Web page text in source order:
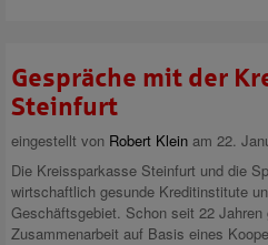
Gespräche mit der
Steinfurt
eingestellt von Robert Klein am 22.
Die Kreissparkasse Steinfurt und die
wirtschaftlich gesunde Kreditinstitute
Geschäftsgebiet. Schon seit 22
Zusammenarbeit auf Basis eines